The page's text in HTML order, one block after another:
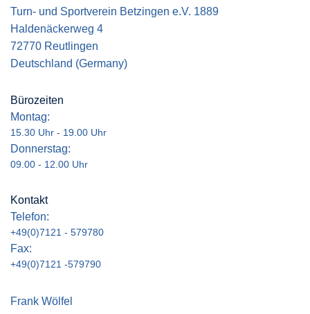
Turn- und Sportverein Betzingen e.V. 1889
Haldenäckerweg 4
72770 Reutlingen
Deutschland (Germany)
Bürozeiten
Montag:
15.30 Uhr - 19.00 Uhr
Donnerstag:
09.00 - 12.00 Uhr
Kontakt
Telefon:
+49(0)7121 - 579780
Fax:
+49(0)7121 -579790
Frank Wölfel